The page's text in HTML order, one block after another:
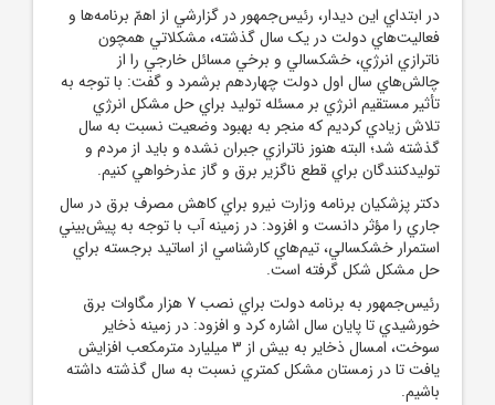
در ابتداي اين ديدار، رئيس‌جمهور در گزارشي از اهمّ برنامه‌ها و
فعاليت‌هاي دولت در يک سال گذشته، مشکلاتي همچون
ناترازي انرژي، خشکسالي و برخي مسائل خارجي را از
چالش‌هاي سال اول دولت چهاردهم برشمرد و گفت: با توجه به
تأثير مستقيم انرژي بر مسئله توليد براي حل مشکل انرژي
تلاش زيادي کرديم که منجر به بهبود وضعيت نسبت به سال
گذشته شد؛ البته هنوز ناترازي جبران نشده و بايد از مردم و
توليدکنندگان براي قطع ناگزير برق و گاز عذرخواهي کنيم.
دکتر پزشکيان برنامه وزارت نيرو براي کاهش مصرف برق در سال
جاري را مؤثر دانست و افزود: در زمينه آب با توجه به پيش‌بيني
استمرار خشکسالي، تيم‌هاي کارشناسي از اساتيد برجسته براي
حل مشکل شکل گرفته است.
رئيس‌جمهور به برنامه دولت براي نصب 7 هزار مگاوات برق
خورشيدي تا پايان سال اشاره کرد و افزود: در زمينه ذخاير
سوخت، امسال ذخاير به بيش از 3 ميليارد مترمکعب افزايش
يافت تا در زمستان مشکل کمتري نسبت به سال گذشته داشته
باشيم.